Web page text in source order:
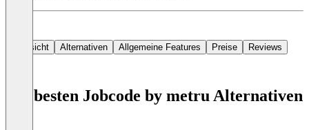
Übersicht Alternativen Allgemeine Features Preise Reviews
Die besten Jobcode by metru Alternativen